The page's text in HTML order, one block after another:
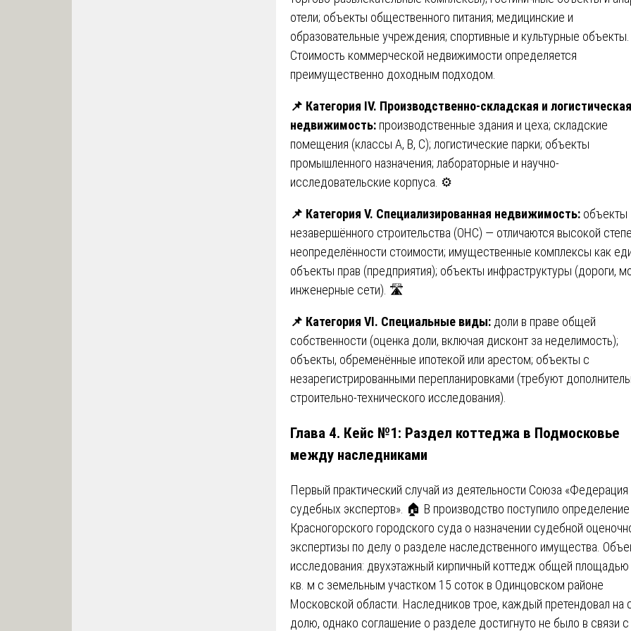
отели; объекты общественного питания; медицинские и
образовательные учреждения; спортивные и культурные
Стоимость коммерческой недвижимости определяется
преимущественно доходным подходом.
📌 Категория IV. Производственно-складская и логистическая
недвижимость: производственные здания и цеха; складские
помещения (классы A, B, C); логистические парки; объекты
промышленного назначения; лабораторные и научно-
исследовательские корпуса. ⚙️
📌 Категория V. Специализированная недвижимость: объекты
незавершённого строительства (ОНС) — отличаются высокой
неопределённости стоимости; имущественные комплексы как
объекты прав (предприятия); объекты инфраструктуры (дороги,
инженерные сети). 🛣️
📌 Категория VI. Специальные виды: доли в праве общей
собственности (оценка доли, включая дисконт за неделимость);
объекты, обременённые ипотекой или арестом; объекты с
незарегистрированными перепланировками (требуют
строительно-технического исследования).
Глава 4. Кейс №1: Раздел коттеджа в Подмосковье
между наследниками
Первый практический случай из деятельности Союза «Федерация
судебных экспертов». 🏠 В производство поступило определение
Красногорского городского суда о назначении судебной
экспертизы по делу о разделе наследственного имущества.
исследования: двухэтажный кирпичный коттедж общей
кв. м с земельным участком 15 соток в Одинцовском районе
Московской области. Наследников трое, каждый претендовал на
долю, однако соглашение о разделе достигнуто не было в связи с